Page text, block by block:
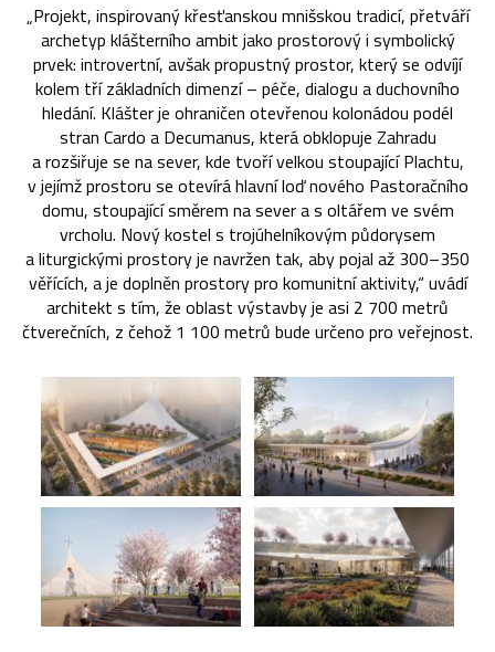
„Projekt, inspirovaný křesťanskou mnišskou tradicí, přetváří
archetyp klášterního ambit jako prostorový i symbolický
prvek: introvertní, avšak propustný prostor, který se odvíjí
kolem tří základních dimenzí – péče, dialogu a duchovního
hledání. Klášter je ohraničen otevřenou kolonádou podél
stran Cardo a Decumanus, která obklopuje Zahradu
a rozšiřuje se na sever, kde tvoří velkou stoupající Plachtu,
v jejímž prostoru se otevírá hlavní loď nového Pastoračního
domu, stoupající směrem na sever a s oltářem ve svém
vrcholu. Nový kostel s trojúhelníkovým půdorysem
a liturgickými prostory je navržen tak, aby pojal až 300–350
věřících, a je doplněn prostory pro komunitní aktivity,“ uvádí
architekt s tím, že oblast výstavby je asi 2 700 metrů
čtverečních, z čehož 1 100 metrů bude určeno pro veřejnost.